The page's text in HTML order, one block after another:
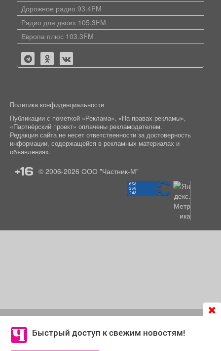
Быстрый доступ к свежим новостям!
согласие на обработку файлов cookie, которые
обеспечивают корректную работу сайта и сбора
Дорожное радио 93.4FM
Радио для двоих 105.3FM
Европа плюс 103.3FM
Политика конфиденциальности
Публикации с пометкой «Реклама», «На правах рекламы»,
«Партнёрский проект» оплачены рекламодателем.
Редакция сайта не несет ответственности за достоверность
информации, содержащейся в рекламных материалах и
объявлениях.
+16 © 2006-2026 ООО "Частник-М"